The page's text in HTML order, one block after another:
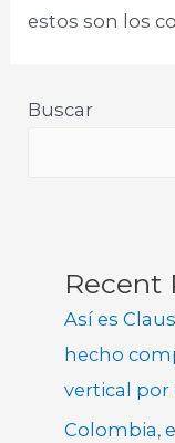
estos son los
Buscar
Recent
Así es
hecho
vertical
Colombia,